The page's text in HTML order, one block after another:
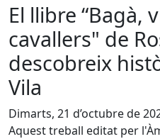
El llibre “Bagà,
cavallers" de
descobreix
Vila
Dimarts, 21 d’octubre de
Aquest treball editat per